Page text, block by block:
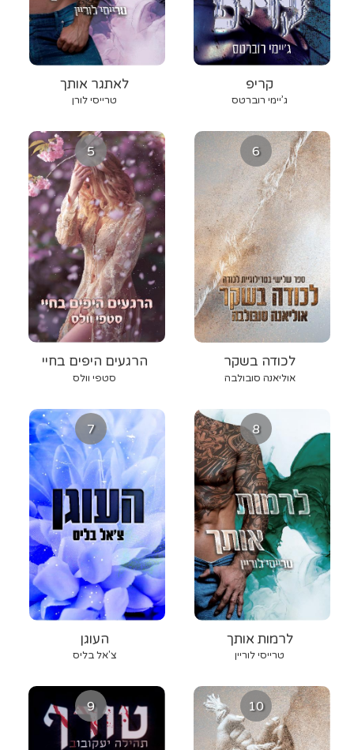
לאתגר אותך
טרייסי לורן
קריפ
ג’יימי רוברטס
5
הרגעים היפים בחיי
סטפי וולס
6
לכודה בשקר
אוליאנה סובולבה
7
העוגן
צ'אל בליס
8
לרמות אותך
טרייסי לוריין
9 10